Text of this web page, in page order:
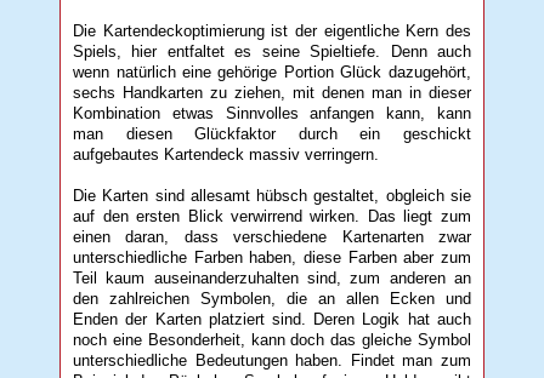
Die Kartendeckoptimierung ist der eigentliche Kern des
Spiels, hier entfaltet es seine Spieltiefe. Denn auch
wenn natürlich eine gehörige Portion Glück dazugehört,
sechs Handkarten zu ziehen, mit denen man in dieser
Kombination etwas Sinnvolles anfangen kann, kann
man diesen Glückfaktor durch ein geschickt
aufgebautes Kartendeck massiv verringern.
Die Karten sind allesamt hübsch gestaltet, obgleich sie
auf den ersten Blick verwirrend wirken. Das liegt zum
einen daran, dass verschiedene Kartenarten zwar
unterschiedliche Farben haben, diese Farben aber zum
Teil kaum auseinanderzuhalten sind, zum anderen an
den zahlreichen Symbolen, die an allen Ecken und
Enden der Karten platziert sind. Deren Logik hat auch
noch eine Besonderheit, kann doch das gleiche Symbol
unterschiedliche Bedeutungen haben. Findet man zum